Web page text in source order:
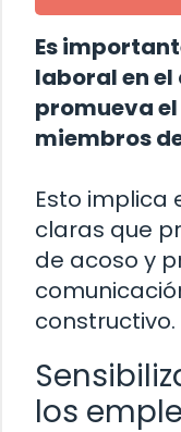
Es
laboral en el
promueva
miembros
Esto
claras que
de acoso y
constructivo.
los